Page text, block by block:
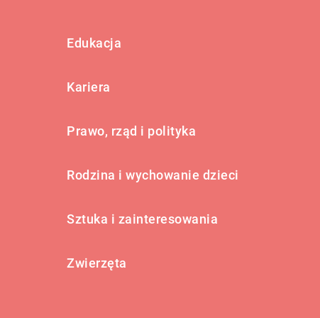
Edukacja
Kariera
Prawo, rząd i polityka
Rodzina i wychowanie dzieci
Sztuka i zainteresowania
Zwierzęta